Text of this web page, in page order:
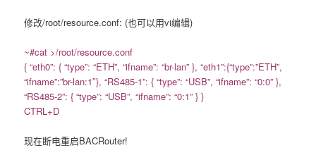
修改/root/resource.conf: (也可以用vi编辑)
~#cat >/root/resource.conf
{ “eth0”: { “type”: “ETH”, “ifname”: “br-lan” }, “eth1”:{“type”:”ETH”,
“ifname”:”br-lan:1″}, “RS485-1”: { “type”: “USB”, “ifname”: “0:0” },
“RS485-2”: { “type”: “USB”, “ifname”: “0:1” } }
CTRL+D
现在断电重启BACRouter!